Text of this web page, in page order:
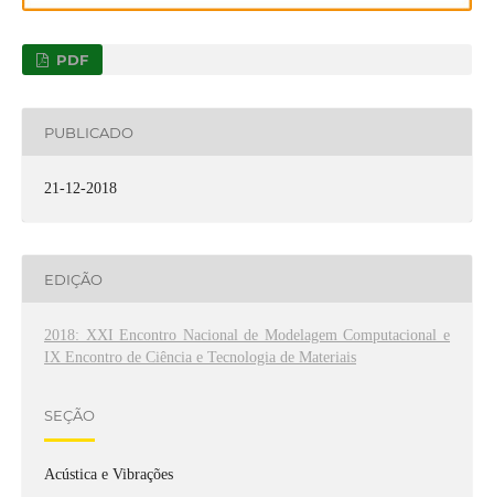
PDF
PUBLICADO
21-12-2018
EDIÇÃO
2018: XXI Encontro Nacional de Modelagem Computacional e
IX Encontro de Ciência e Tecnologia de Materiais
SEÇÃO
Acústica e Vibrações